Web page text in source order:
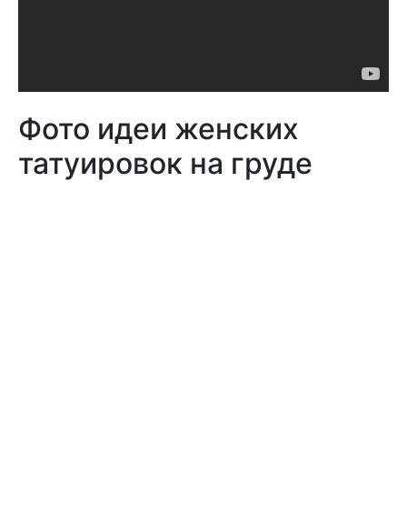
Фото идеи женских
татуировок на груде